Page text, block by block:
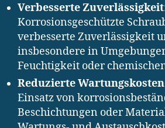
Verbesserte Zuverlässigkeit
Korrosionsgeschützte
verbesserte Zuverlässigkeit
insbesondere in
Feuchtigkeit oder
Reduzierte Wartungskosten
Einsatz von
Beschichtungen oder